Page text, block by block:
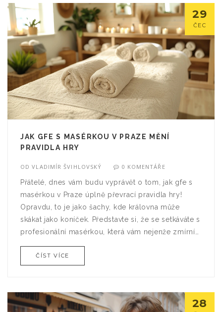
se pro další jízdu!"
29
ČEC
JAK GFE S MASÉRKOU V PRAZE MĚNÍ
PRAVIDLA HRY
ODVLADIMÍR ŠVIHLOVSKÝ 0 KOMENTÁŘE
Přátelé, dnes vám budu vyprávět o tom, jak gfe s
masérkou v Praze úplně převrací pravidla hry!
Opravdu, to je jako šachy, kde královna může
skákat jako koníček. Představte si, že se setkáváte s
profesionální masérkou, která vám nejenže zmírní
napětí ve svalech, ale také vám poskytne
přítomnost, kterou byste očekávali od přítelkyně.
masáže a gfe tvoří dokonalou symbiózu.
ČÍST VÍCE
28